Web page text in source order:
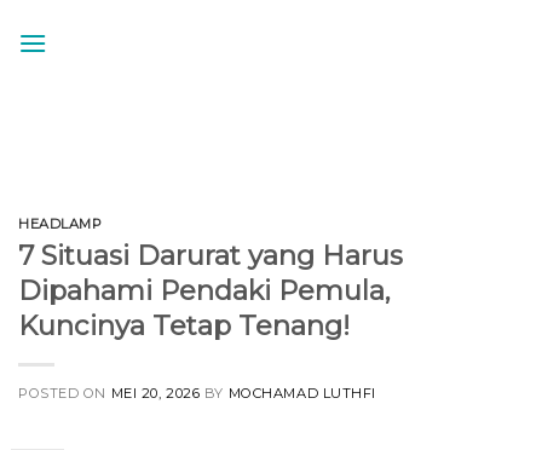
HEADLAMP
7 Situasi Darurat yang Harus
Dipahami Pendaki Pemula,
Kuncinya Tetap Tenang!
POSTED ON MEI 20, 2026 BY MOCHAMAD LUTHFI